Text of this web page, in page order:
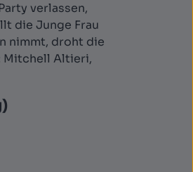
verlassen,
die Junge Frau
nimmt, droht die
Mitchell Altieri,